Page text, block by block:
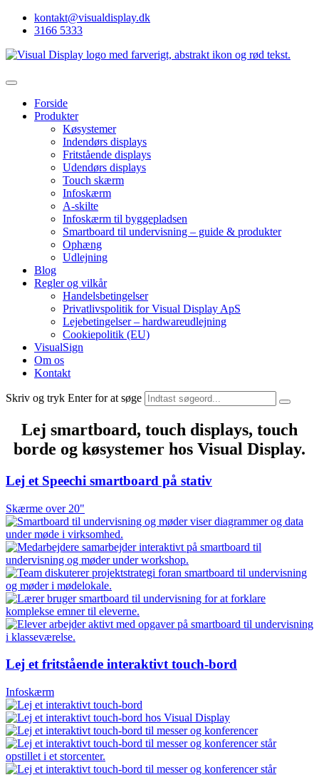
kontakt@visualdisplay.dk
3166 5333
Forside
Produkter
Køsystemer
Indendørs displays
Fritstående displays
Udendørs displays
Touch skærm
Infoskærm
A-skilte
Infoskærm til byggepladsen
Smartboard til undervisning – guide & produkter
Ophæng
Udlejning
Blog
Regler og vilkår
Handelsbetingelser
Privatlivspolitik for Visual Display ApS
Lejebetingelser – hardwareudlejning
Cookiepolitik (EU)
VisualSign
Om os
Kontakt
Skriv og tryk Enter for at søge
Lej smartboard, touch displays, touch
borde og køsystemer hos Visual Display.
Lej et Speechi smartboard på stativ
Skærme over 20"
Lej et fritstående interaktivt touch-bord
Infoskærm